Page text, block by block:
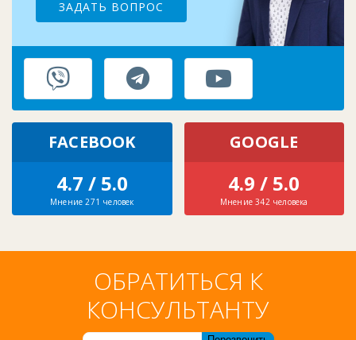
ЗАДАТЬ ВОПРОС
FACEBOOK
4.7 / 5.0
Мнение 271 человек
GOOGLE
4.9 / 5.0
Мнение 342 человека
ОБРАТИТЬСЯ К
КОНСУЛЬТАНТУ